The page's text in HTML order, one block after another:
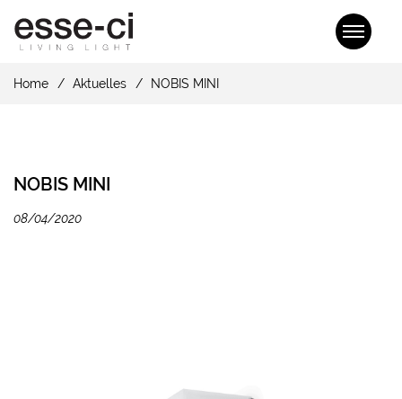
Home Aktuelles NOBIS MINI
NOBIS MINI
08/04/2020